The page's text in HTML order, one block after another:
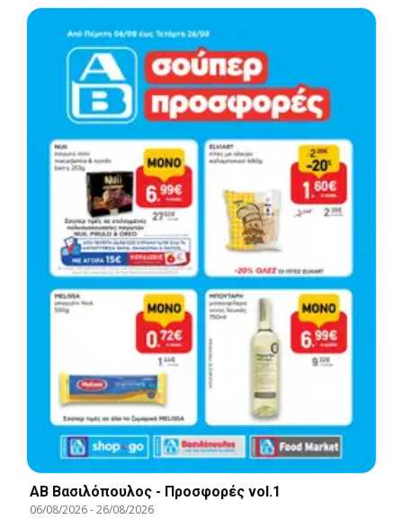
ΑΒ Βασιλόπουλος - Προσφορές vol.1
06/08/2026-26/08/2026